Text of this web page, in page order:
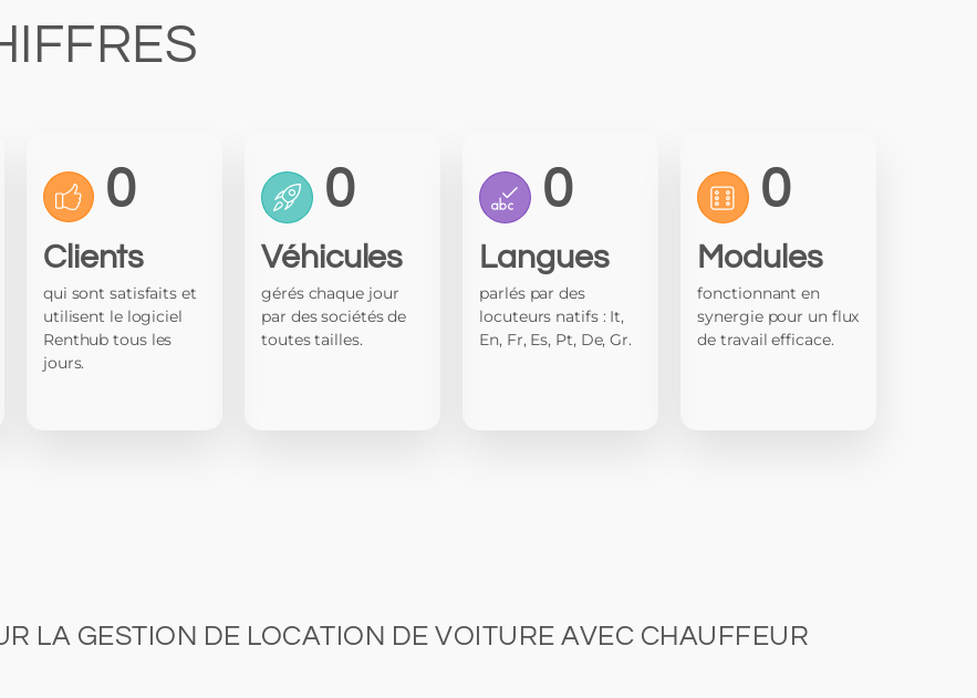
0
Clients
qui sont satisfaits et
utilisent le logiciel
Renthub tous les
jours.
0
Véhicules
gérés chaque jour
par des sociétés de
toutes tailles.
0
Langues
parlés par des
locuteurs natifs : It,
En, Fr, Es, Pt, De, Gr.
0
Modules
fonctionnant en
synergie pour un flux
de travail efficace.
LA GESTION DE LOCATION DE VOITURE AVEC CHAUFFEUR